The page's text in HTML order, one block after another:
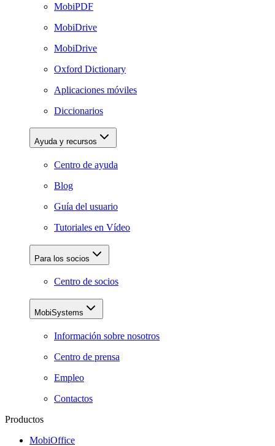
MobiPDF
MobiDrive
MobiDrive
Oxford Dictionary
Aplicaciones móviles
Diccionarios
Ayuda y recursos
Centro de ayuda
Blog
Guía del usuario
Tutoriales en Vídeo
Para los socios
Centro de socios
MobiSystems
Información sobre nosotros
Centro de prensa
Empleo
Contactos
Productos
MobiOffice